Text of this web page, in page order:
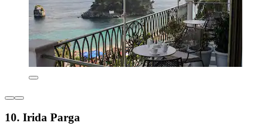
10. Irida Parga